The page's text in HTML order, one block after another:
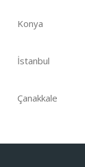
Konya
İstanbul
Çanakkale